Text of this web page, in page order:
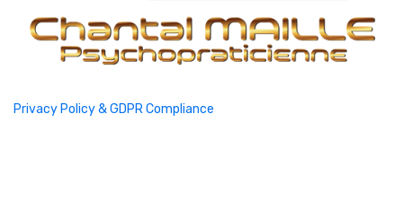
Privacy Policy & GDPR Compliance